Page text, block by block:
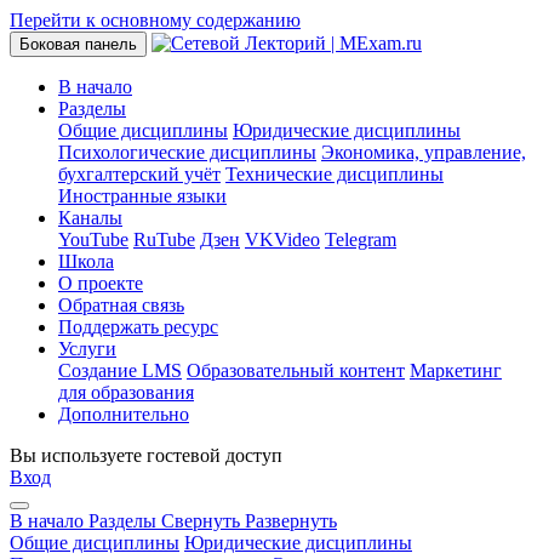
Перейти к основному содержанию
Боковая панель
В начало
Разделы
Общие дисциплины Юридические дисциплины
Психологические дисциплины Экономика, управление,
бухгалтерский учёт Технические дисциплины
Иностранные языки
Каналы
YouTube RuTube Дзен VKVideo Telegram
Школа
О проекте
Обратная связь
Поддержать ресурс
Услуги
Создание LMS Образовательный контент Маркетинг
для образования
Дополнительно
Вы используете гостевой доступ
Вход
В начало Разделы Свернуть Развернуть
Общие дисциплины Юридические дисциплины